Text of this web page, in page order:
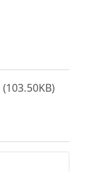
(103.50KB)